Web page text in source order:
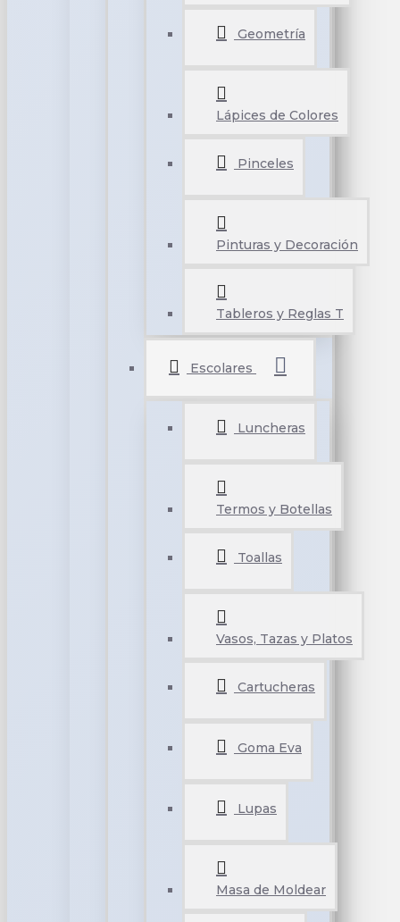
Geometría
Lápices de Colores
Pinceles
Pinturas y Decoración
Tableros y Reglas T
Escolares
Luncheras
Termos y Botellas
Toallas
Vasos, Tazas y Platos
Cartucheras
Goma Eva
Lupas
Masa de Moldear